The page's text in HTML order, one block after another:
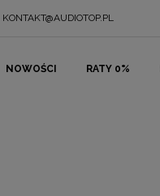
KONTAKT@AUDIOTOP.PL
NOWOŚCI RATY 0%